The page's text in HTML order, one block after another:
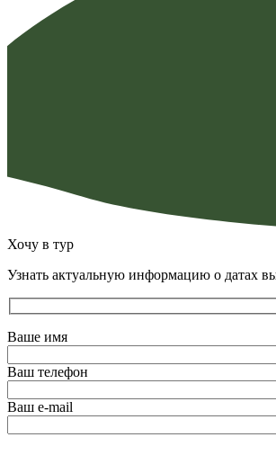
Хочу в тур
Узнать актуальную информацию о датах
Ваше имя
Ваш телефон
Ваш e-mail